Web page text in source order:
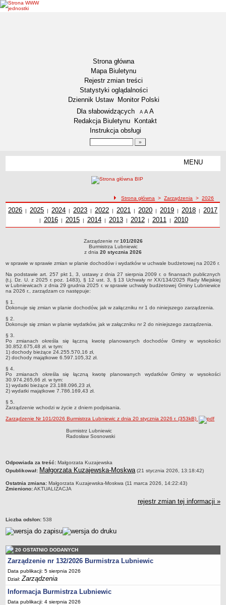
Strona główna
Mapa Biuletynu
Rejestr zmian treści
Statystyki oglądalności
Dziennik Ustaw
Monitor Polski
Menu dodatkowe
Dla słabowidzących A pomniejsz czcionkę
A standardowy rozmiar czcionki
A
Redakcja Biuletynu
Kontakt
Instrukcja obsługi
MENU
Zadania publiczne
Związki i stowarzyszenia
Współpraca zagraniczna
Strategia rozwoju Gminy
AKTUALNOŚCI I OBWIESZCZENIA
Aktualności
KOMUNIKATY
Meteorologiczne
Rozkłady jazdy autobusów
Wodociągi - ocena jakości wody
KONKURSY
Ogłoszenia o konkursach
URZĄD MIEJSKI
Dane adresowe
Burmistrz Lubniewic
Skarbnik Gminy
Informacja turystyczna
Kodeks etyczny
Oświadczenia majątkowe
Raporty
RADA MIEJSKA
Dyżury Przewodniczącego Rady Miejskiej
Transmisja z obrad sesji
Zadania i uprawnienia
ścieżka nawigacji
Strona główna >Zarządzenia >2026
Zarządzenia z roku
2026 | Zarządzenia z roku
2025 | Zarządzenia z roku
2024 | Zarządzenia z roku
2023 | Zarządzenia z roku
2022 | Zarządzenia z roku
2021 | Zarządzenia z roku
2020 | Zarządzenia z roku
2019 |
Zarządzenia z
2018 | 2017
| Zarządzenia z roku
2016| Zarządzenia z roku
2015| Zarządzenia z roku
2014| Zarządzenia z roku
2013| Zarządzenia z roku
2012| Zarządzenia z roku
2011 |
Zarządzenia z
roku
2010
Zarządzenie nr 101/2026Burmistrza Lubniewicz dnia 20 stycznia 2026w sprawie w
sprawie zmian w planie dochodów i wydatków w uchwale budżetowej na 2026 r.
Zarządzenie nr101/2026
Burmistrza Lubniewic
z dnia 20 stycznia 2026
w sprawie w sprawie zmian w planie dochodów i wydatków w uchwale budżetowej na 2026 r.
Na podstawie art. 257 pkt 1, 3, ustawy z dnia 27 sierpnia 2009 r. o finansach publicznych
(t.j. Dz. U. z 2025 r. poz. 1483), § 12 ust. 3, § 13 Uchwały nr XX/134/2025 Rady Miejskiej
w Lubniewicach z dnia 29 grudnia 2025 r. w sprawie uchwały budżetowej Gminy Lubniewice
na 2026 r., zarządzam co następuje:
§ 1.
Dokonuje się zmian w planie dochodów, jak w załączniku nr 1 do niniejszego zarządzenia.
§ 2.
Dokonuje się zmian w planie wydatków, jak w załączniku nr 2 do niniejszego zarządzenia.
§ 3.
Po zmianach określa się łączną kwotę planowanych dochodów Gminy w wysokości
30.852.675,48 zł. w tym:
1) dochody bieżące 24.255.570,16 zł,
2) dochody majątkowe 6.597.105,32 zł.
§ 4.
Po zmianach określa się łączną kwotę planowanych wydatków Gminy w wysokości
30.974.265,66 zł. w tym:
1) wydatki bieżące 23.188.096,23 zł,
2) wydatki majątkowe 7.786.169,43 zł.
§ 5.
Zarządzenie wchodzi w życie z dniem podpisania.
Zarządzenie Nr 101/2026 Burmistrza Lubniewic z dnia 20 stycznia 2026 r. (353kB)
Burmistrz Lubniewic
Radosław Sosnowski
metryczka
Odpowiada za treść: Małgorzata Kuzajewska
Opublikował: Małgorzata Kuzajewska-Moskwa (21 stycznia 2026, 13:18:42)
Ostatnia zmiana: Małgorzata Kuzajewska-Moskwa (11 marca 2026, 14:22:43)
Zmieniono:AKTUALIZACJA
rejestr zmian tej informacji »
Liczba odsłon: 538
20 OSTATNIO DODANYCH
Zarządzenie nr 132/2026 Burmistrza Lubniewic
Data publikacji: 5 sierpnia 2026
Dział:Zarządzenia
Informacja Burmistrza Lubniewic
Data publikacji: 4 sierpnia 2026